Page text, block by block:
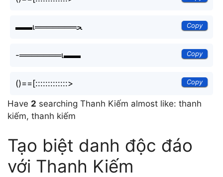
▬▬ι═══════ﺤ Copy
-═══════ι▬▬ Copy
()==[:::::::::::::> Copy
Have 2 searching Thanh Kiếm almost like: thanh
kiếm, thanh kiếm
Tạo biệt danh độc đáo
với Thanh Kiếm